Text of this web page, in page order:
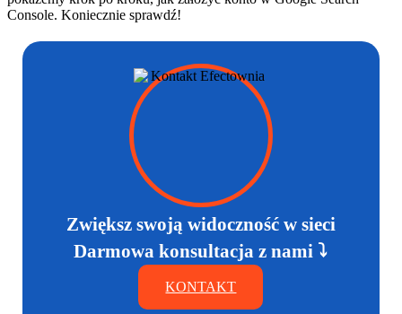
Console. Koniecznie sprawdź!
Zwiększ swoją widoczność w sieci
Darmowa konsultacja z nami ⤵
KONTAKT